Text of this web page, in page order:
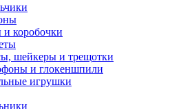
и коробочки
шейкеры и трещотки
и глокеншпили
игрушки